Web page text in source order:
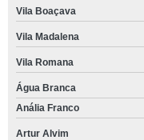
Vila Boaçava
Vila Madalena
Vila Romana
Água Branca
Anália Franco
Artur Alvim